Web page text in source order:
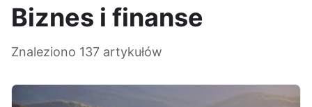
Biznes i finanse
Znaleziono 137 artykułów